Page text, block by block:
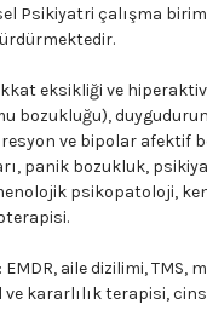
Psikiyatri çalışma
eksikliği ve
bozukluğu),
ve bipolar afektif
panik bozukluk,
psikopatoloji,
aile dizilimi, TMS,
kararlılık terapisi,